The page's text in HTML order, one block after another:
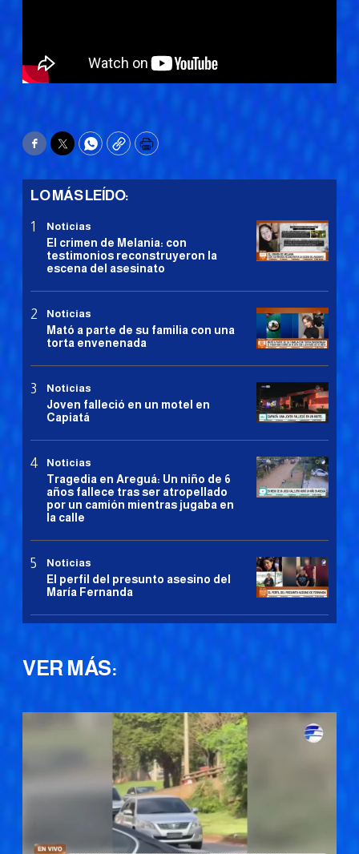
Facebook
TwitterWhatsApp
CopyPrint
LO MÁS LEÍDO:
Noticias
El crimen de Melania: con
testimonios reconstruyeron la
escena del asesinato
Noticias
Mató a parte de su familia con una
torta envenenada
Noticias
Joven falleció en un motel en
Capiatá
Noticias
Tragedia en Areguá: Un niño de 6
años fallece tras ser atropellado
por un camión mientras jugaba en
la calle
Noticias
El perfil del presunto asesino del
María Fernanda
VER MÁS: